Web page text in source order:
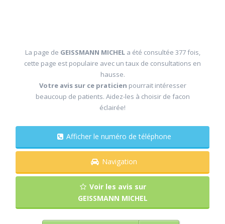
La page de GEISSMANN MICHEL a été consultée 377 fois,
cette page est populaire avec un taux de consultations en
hausse.
Votre avis sur ce praticien pourrait intéresser
beaucoup de patients. Aidez-les à choisir de facon
éclairée!
Afficher le numéro de téléphone
Navigation
Voir les avis sur
GEISSMANN MICHEL